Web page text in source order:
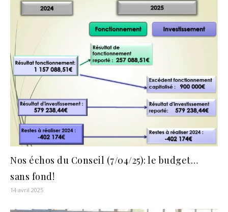
Nos échos du Conseil (7/04/25): le budget…
sans fond!
14 avril 2025